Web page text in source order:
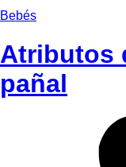
Bebés
Atributos
pañal